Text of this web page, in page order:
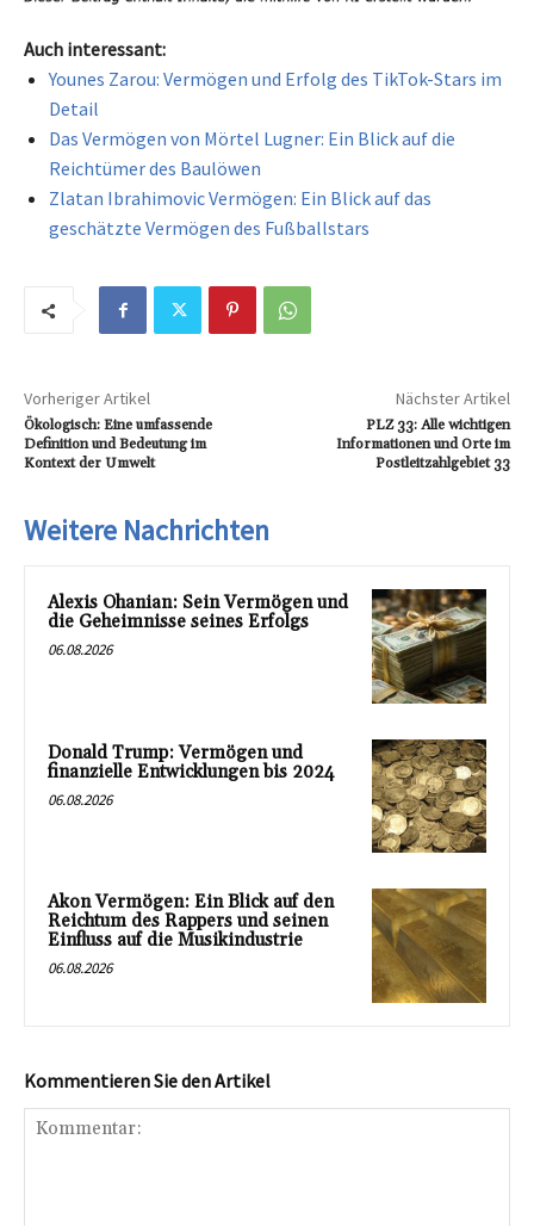
Auch interessant:
Younes Zarou: Vermögen und Erfolg des TikTok-Stars im
Detail
Das Vermögen von Mörtel Lugner: Ein Blick auf die
Reichtümer des Baulöwen
Zlatan Ibrahimovic Vermögen: Ein Blick auf das
geschätzte Vermögen des Fußballstars
Vorheriger Artikel
Ökologisch: Eine umfassende
Definition und Bedeutung im
Kontext der Umwelt
Nächster Artikel
PLZ 33: Alle wichtigen
Informationen und Orte im
Postleitzahlgebiet 33
Weitere Nachrichten
Alexis Ohanian: Sein Vermögen und
die Geheimnisse seines Erfolgs
06.08.2026
Donald Trump: Vermögen und
finanzielle Entwicklungen bis 2024
06.08.2026
Akon Vermögen: Ein Blick auf den
Reichtum des Rappers und seinen
Einfluss auf die Musikindustrie
06.08.2026
Kommentieren Sie den Artikel